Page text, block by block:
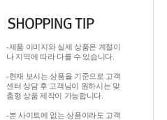
-제품 이미지와 실제 상품은 계절이
나 지역에 따라 다를 수 있습니다.
-현재 보시는 상품을 기준으로 고객
센터 상담 후 고객님이 원하시는 맞
춤형 상품 제작이 가능합니다.
-본 사이트에 없는 상품이라도 고객